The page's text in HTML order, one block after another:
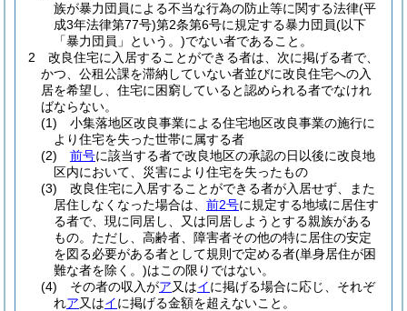
族が暴力団員による不当な行為の防止等に関する法律(平
成3年法律第77号)第2条第6号に規定する暴力団員(以下
「暴力団員」という。)でない者であること。
2
改良住宅に入居することができる者は、次に掲げる者で、
かつ、公租公課を滞納していない者並びに改良住宅への入
居を希望し、住宅に困窮していると認められる者でなけれ
ばならない。
(1)
小集落地区改良事業による住宅地区改良事業の施行に
より住宅を失った世帯に属する者
(2)
前号に該当する者で改良地区の承認の日以後に改良地
区内において、災害により住宅を失ったもの
(3)
改良住宅に入居することができる者が入居せず、また
居住しなくなった場合は、 前2号に規定する地域に居住す
る者で、現に同居し、又は同居しようとする親族がある
もの。 ただし、高齢者、障害者その他の特に居住の安定
を図る必要がある者として規則で定める者(単身居住が困
難な者を除く。)はこの限りではない。
(4)
その者の収入がア又はイに掲げる場合に応じ、それぞ
れア又はイに掲げる金額を超えないこと。